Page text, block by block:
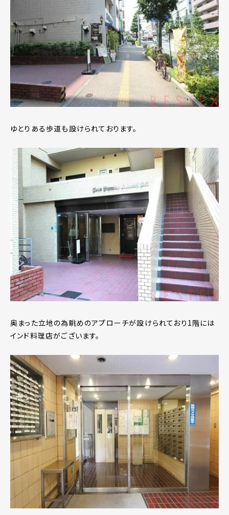
ゆとりある歩道も設けられております。
奥まった立地の為眺めのアプローチが設けられており1階には
インド料理店がございます。